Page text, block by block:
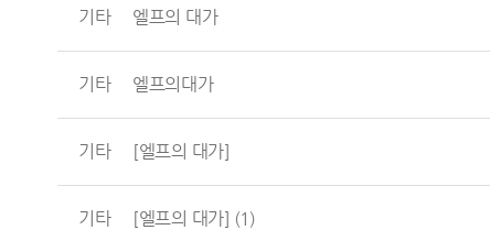
기타 엘프의 대가
기타 엘프의대가
기타 [엘프의 대가]
기타 [엘프의 대가] (1)